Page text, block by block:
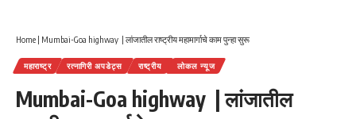
Home | Mumbai-Goa highway | लांजातील राष्ट्रीय महामार्गाचे काम पुन्हा सुरू
महाराष्ट्र रत्नागिरी अपडेट्स राष्ट्रीय लोकल न्यूज
Mumbai-Goa highway | लांजातील